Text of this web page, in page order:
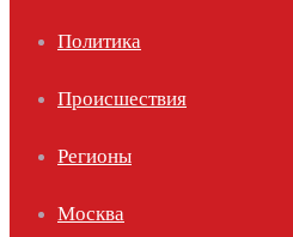
Политика
Происшествия
Регионы
Москва